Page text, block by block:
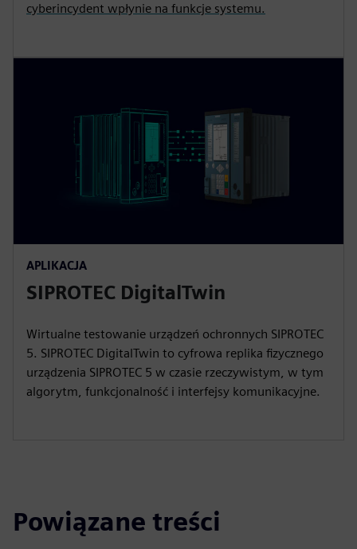
cyberincydent wpłynie na funkcje systemu.
APLIKACJA
SIPROTEC DigitalTwin
Wirtualne testowanie urządzeń ochronnych SIPROTEC
5. SIPROTEC DigitalTwin to cyfrowa replika fizycznego
urządzenia SIPROTEC 5 w czasie rzeczywistym, w tym
algorytm, funkcjonalność i interfejsy komunikacyjne.
Powiązane treści